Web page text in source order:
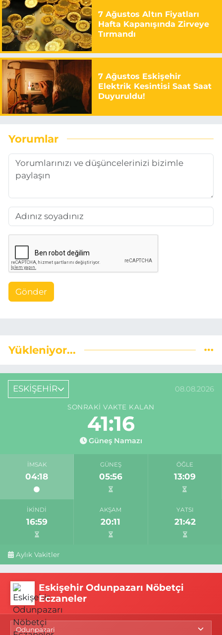
7 Ağustos Altın Fiyatları
Hafta Kapanışında Zirveye
Tırmandı
7 Ağustos Eskişehir
Elektrik Kesintisi Saat Saat
Duyuruldu!
Yorumlar
Gönder
Yükleniyor...
ESKİŞEHİR 08.08.2026
SONRAKI VAKTE KALAN
41:15
Güneş Namazı
İMSAK
04:18
GÜNEŞ
05:56
ÖĞLE
13:09
İKINDI
16:59
AKŞAM
20:11
YATSI
21:42
Aylık Vakitler
Eskişehir Odunpazarı Nöbetçi
Eczaneler